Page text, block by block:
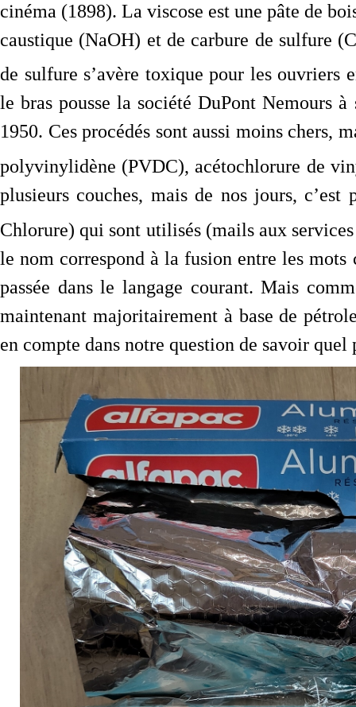
cinéma (1898). La viscose est une pâte de
caustique (NaOH) et de carbure de sulfure
de sulfure s’avère toxique pour les ouvriers
le bras pousse la société DuPont Nemours
1950. Ces procédés sont aussi moins chers,
polyvinylidène (PVDC), acétochlorure de
plusieurs couches, mais de nos jours,
Chlorure) qui sont utilisés (mails aux
le nom correspond à la fusion entre les
passée dans le langage courant. Mais
maintenant majoritairement à base de
en compte dans notre question de savoir